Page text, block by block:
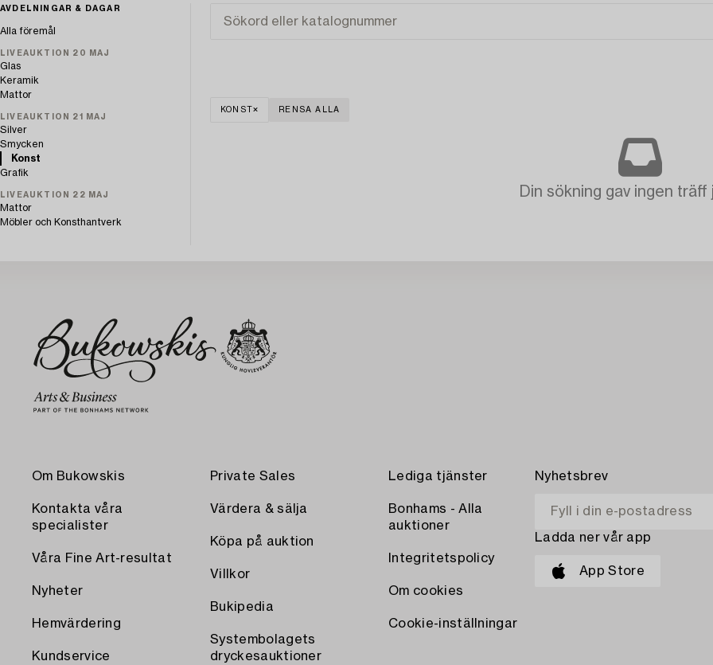
AVDELNINGAR & DAGAR
Alla föremål
LIVEAUKTION 20 MAJ
Glas
Keramik
Mattor
LIVEAUKTION 21 MAJ
Silver
Smycken
Konst
Grafik
LIVEAUKTION 22 MAJ
Mattor
Möbler och Konsthantverk
KONST RENSA ALLA
Din sökning gav ingen träff
Om Bukowskis
Kontakta våra
specialister
Våra Fine Art-resultat
Nyheter
Hemvärdering
Kundservice
Private Sales
Värdera & sälja
Köpa på auktion
Villkor
Bukipedia
Systembolagets
dryckesauktioner
Lediga tjänster
Bonhams - Alla
auktioner
Integritetspolicy
Om cookies
Cookie-inställningar
Nyhetsbrev
Ladda ner vår app
App Store